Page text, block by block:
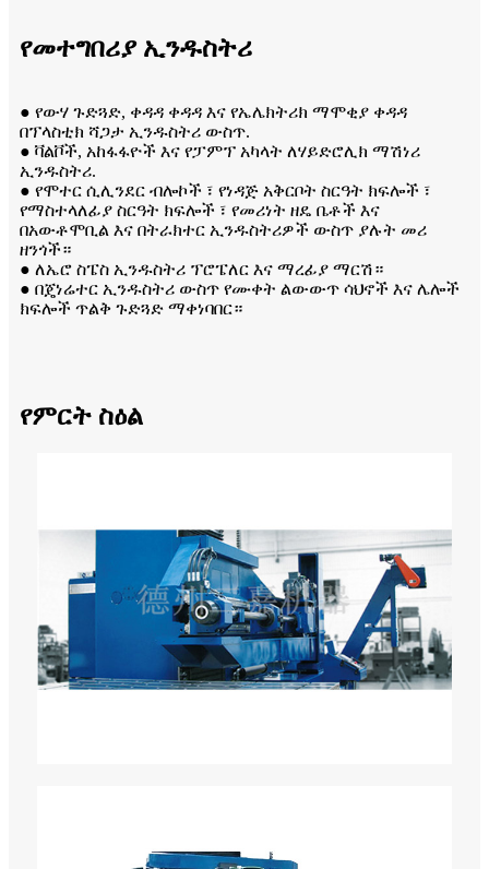
የመተግበሪያ ኢንዱስትሪ
● የውሃ ጉድጓድ, ቀዳዳ ቀዳዳ እና የኤሌክትሪክ ማሞቂያ ቀዳዳ
በፕላስቲክ ሻጋታ ኢንዱስትሪ ውስጥ.
● ቫልቮች, አከፋፋዮች እና የፓምፕ አካላት ለሃይድሮሊክ ማሽነሪ
ኢንዱስትሪ.
● የሞተር ሲሊንደር ብሎኮች ፣ የነዳጅ አቅርቦት ስርዓት ክፍሎች ፣
የማስተላለፊያ ስርዓት ክፍሎች ፣ የመሪነት ዘዴ ቤቶች እና
በአውቶሞቢል እና በትራክተር ኢንዱስትሪዎች ውስጥ ያሉት መሪ
ዘንጎች።
● ለኤሮ ስፔስ ኢንዱስትሪ ፕሮፔለር እና ማረፊያ ማርሽ።
● በጄነሬተር ኢንዱስትሪ ውስጥ የሙቀት ልውውጥ ሳህኖች እና ሌሎች
ክፍሎች ጥልቅ ጉድጓድ ማቀነባበር።
የምርት ስዕል